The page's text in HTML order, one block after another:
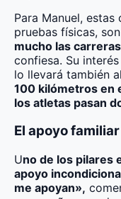
Para Manuel,
pruebas físicas,
mucho las
confiesa. Su
lo llevará también
100 kilómetros en
los atletas pasan
El apoyo
Uno de los pilares
apoyo
me apoyan»,